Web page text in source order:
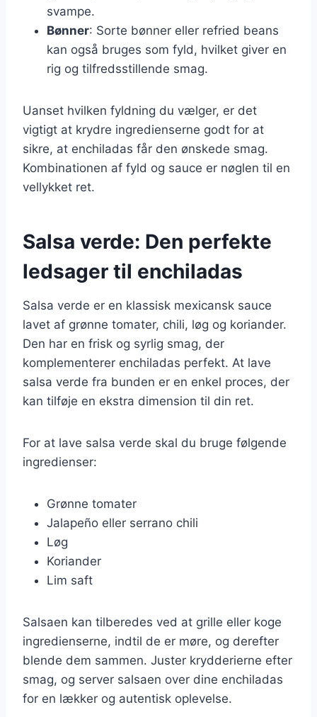
svampe.
Bønner: Sorte bønner eller refried beans
kan også bruges som fyld, hvilket giver en
rig og tilfredsstillende smag.
Uanset hvilken fyldning du vælger, er det
vigtigt at krydre ingredienserne godt for at
sikre, at enchiladas får den ønskede smag.
Kombinationen af fyld og sauce er nøglen til en
vellykket ret.
Salsa verde: Den perfekte
ledsager til enchiladas
Salsa verde er en klassisk mexicansk sauce
lavet af grønne tomater, chili, løg og koriander.
Den har en frisk og syrlig smag, der
komplementerer enchiladas perfekt. At lave
salsa verde fra bunden er en enkel proces, der
kan tilføje en ekstra dimension til din ret.
For at lave salsa verde skal du bruge følgende
ingredienser:
Grønne tomater
Jalapeño eller serrano chili
Løg
Koriander
Lim saft
Salsaen kan tilberedes ved at grille eller koge
ingredienserne, indtil de er møre, og derefter
blende dem sammen. Juster krydderierne efter
smag, og server salsaen over dine enchiladas
for en lækker og autentisk oplevelse.